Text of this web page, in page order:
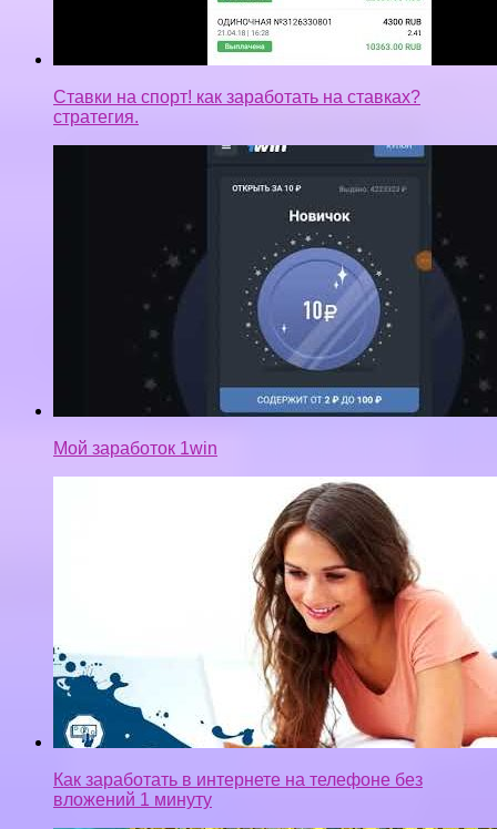
Ставки на спорт! как заработать на ставках?
стратегия.
Мой заработок 1win
Как заработать в интернете на телефоне без
вложений 1 минуту